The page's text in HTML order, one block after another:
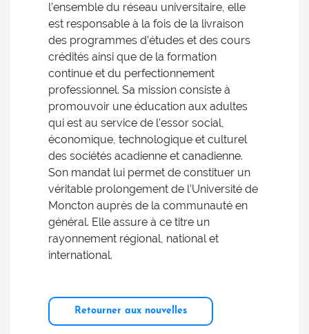
l’ensemble du réseau universitaire, elle
est responsable à la fois de la livraison
des programmes d’études et des cours
crédités ainsi que de la formation
continue et du perfectionnement
professionnel. Sa mission consiste à
promouvoir une éducation aux adultes
qui est au service de l’essor social,
économique, technologique et culturel
des sociétés acadienne et canadienne.
Son mandat lui permet de constituer un
véritable prolongement de l’Université de
Moncton auprès de la communauté en
général. Elle assure à ce titre un
rayonnement régional, national et
international.
Retourner aux nouvelles